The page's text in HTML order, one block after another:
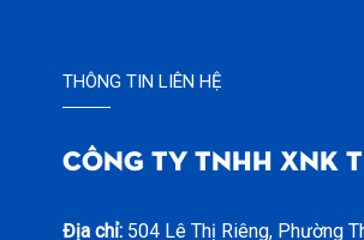
THÔNG TIN LIÊN HỆ
CÔNG TY TNHH XNK
Địa chỉ: 504 Lê Thị Riêng, Phường